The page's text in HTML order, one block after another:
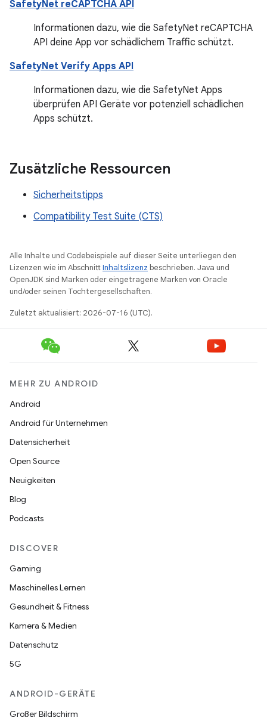
SafetyNet reCAPTCHA API
Informationen dazu, wie die SafetyNet reCAPTCHA
API deine App vor schädlichem Traffic schützt.
SafetyNet Verify Apps API
Informationen dazu, wie die SafetyNet Apps
überprüfen API Geräte vor potenziell schädlichen
Apps schützt.
Zusätzliche Ressourcen
Sicherheitstipps
Compatibility Test Suite (CTS)
Alle Inhalte und Codebeispiele auf dieser Seite unterliegen den
Lizenzen wie im AbschnittInhaltslizenz beschrieben. Java und
OpenJDK sind Marken oder eingetragene Marken von Oracle
und/oder seinen Tochtergesellschaften.
Zuletzt aktualisiert: 2026-07-16 (UTC).
MEHR ZU ANDROID
Android
Android für Unternehmen
Datensicherheit
Open Source
Neuigkeiten
Blog
Podcasts
DISCOVER
Gaming
Maschinelles Lernen
Gesundheit & Fitness
Kamera & Medien
Datenschutz
5G
ANDROID-GERÄTE
Großer Bildschirm